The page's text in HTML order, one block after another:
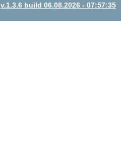
v.1.3.6 build 06.08.2026 - 07:57:35